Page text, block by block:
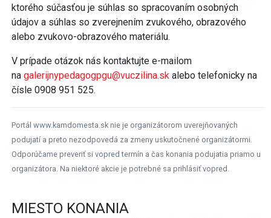
ktorého súčasťou je súhlas so spracovaním osobných
údajov a súhlas so zverejnením zvukového, obrazového
alebo zvukovo-obrazového materiálu.
V prípade otázok nás kontaktujte e-mailom
na galerijnypedagogpgu@vuczilina.sk alebo telefonicky na
čísle 0908 951 525.
Portál www.kamdomesta.sk nie je organizátorom uverejňovaných
podujatí a preto nezodpovedá za zmeny uskutočnené organizátormi.
Odporúčame preveriť si vopred termín a čas konania podujatia priamo u
organizátora. Na niektoré akcie je potrebné sa prihlásiť vopred.
MIESTO KONANIA